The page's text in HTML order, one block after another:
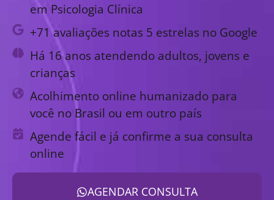
em Psicologia Clínica
+71 avaliações notas 5 estrelas no Google
Há 16 anos atendendo adultos, jovens e
crianças
Acolhimento online humanizado para
você no Brasil ou em outro país
Agende fácil e já confirme a sua consulta
online
AGENDAR CONSULTA